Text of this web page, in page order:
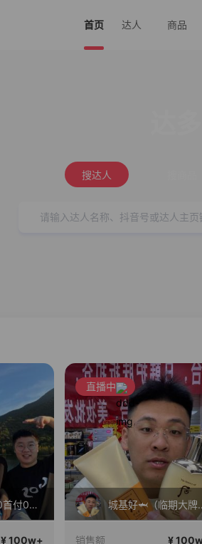
首页 达人 商品
搜达人
苹果17pm，0首付0利息！
¥ 100w+
直播中
城基好🦈
销售额 ¥